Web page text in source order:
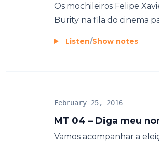
Os mochileiros Felipe
Burity na fila do cinema
Listen/Show notes
MT 04 – Diga meu
February 25, 2016
Vamos acompanhar a